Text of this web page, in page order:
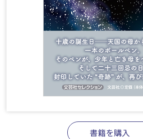
書籍を購入